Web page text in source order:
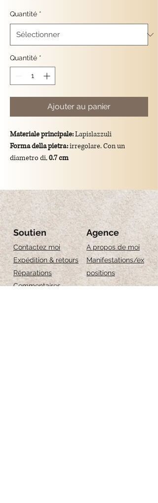
Quantité *
Quantité *
Ajouter au panier
Materiale principale:Lapislazzuli
Forma della pietra:irregolare. Con un
diametro di,0.7 cm
3.7 cm
Montatura:
gancio e catena in argento
925/placcato oro.
Significato simbolico:
Il Lapislazzuli
simboleggia saggezza, verità e intuizione, ed
è spesso associato alla chiarezza mentale e
alla comunicazione autentica.
Soutien
Contactez moi
Expédition & retours
Réparations
Commentaires
Agence
A propos de moi
Manifestations/ex
positions